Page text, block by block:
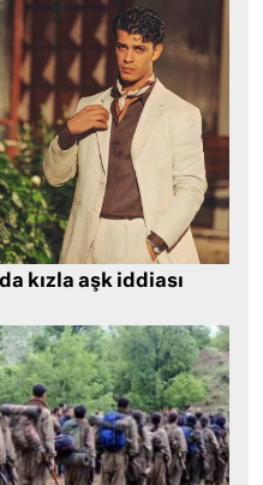
kızla aşk iddiası